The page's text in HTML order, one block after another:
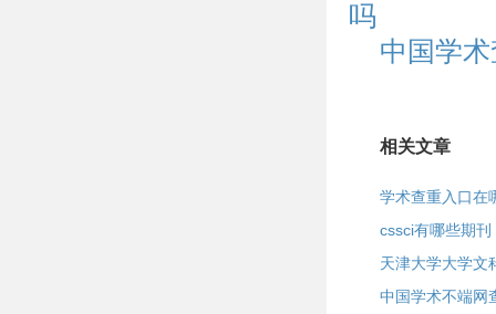
吗
中国学
相关文章
学术查重入口在
cssci有哪些期刊
天津大学大学文
中国学术不端网